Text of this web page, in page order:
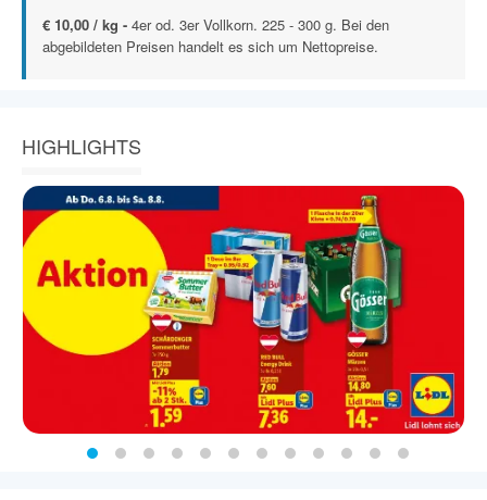
€ 10,00 / kg - 4er od. 3er Vollkorn. 225 - 300 g. Bei den
abgebildeten Preisen handelt es sich um Nettopreise.
HIGHLIGHTS